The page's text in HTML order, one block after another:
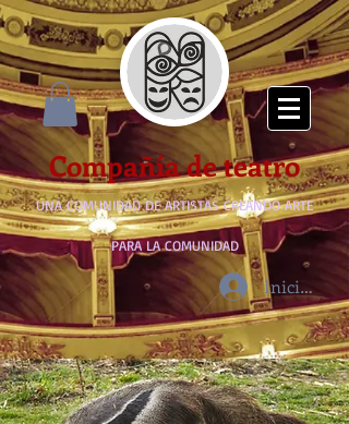
Compañía de teatro
UNA COMUNIDAD DE ARTISTAS CREANDO ARTE
PARA LA COMUNIDAD
Iniciar